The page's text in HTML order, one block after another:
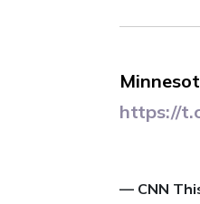
https://
— CNN